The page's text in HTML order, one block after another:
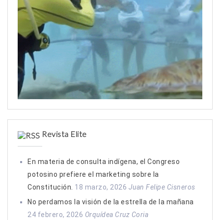
Revista Elite
En materia de consulta indígena, el Congreso
potosino prefiere el marketing sobre la
Constitución. 18 marzo, 2026 Juan Felipe Cisneros
No perdamos la visión de la estrella de la mañana
24 febrero, 2026 Orquídea Cruz Coria